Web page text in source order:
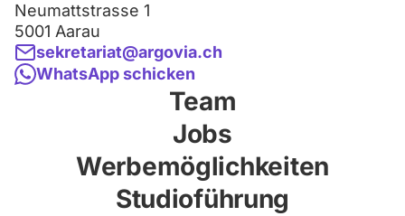
Neumattstrasse 1
5001 Aarau
sekretariat@argovia.ch
WhatsApp schicken
Team
Jobs
Werbemöglichkeiten
Studioführung